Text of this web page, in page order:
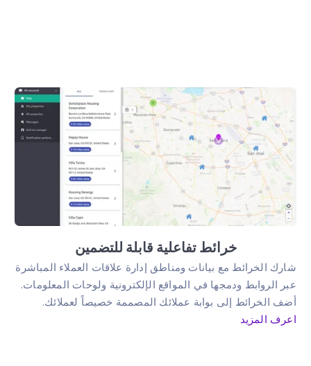
خرائط تفاعلية قابلة للتضمين
شارك الخرائط مع بيانات ومناطق إدارة علاقات العملاء المباشرة
عبر الروابط ودمجها في المواقع الإلكترونية ولوحات المعلومات.
أضف الخرائط إلى بوابة عملائك المصممة خصيصاً لعملائك.
اعرف المزيد